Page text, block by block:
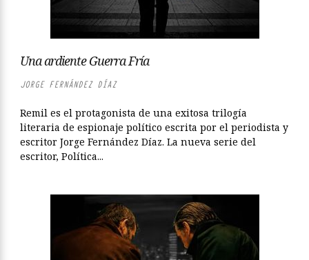
Una ardiente Guerra Fría
JORGE FERNÁNDEZ DÍAZ
Remil es el protagonista de una exitosa trilogía
literaria de espionaje político escrita por el periodista y
escritor Jorge Fernández Díaz. La nueva serie del
escritor, Política...